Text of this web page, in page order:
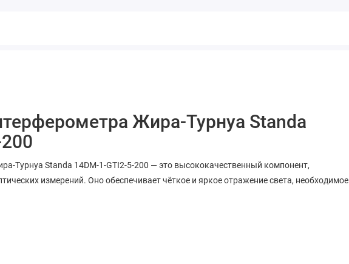
Жира-Турнуа Standa
Турнуа Standa 14DM-1-GTI2-5-200 — это высококачественный компонент,
измерений. Оно обеспечивает чёткое и яркое отражение света, необходимое